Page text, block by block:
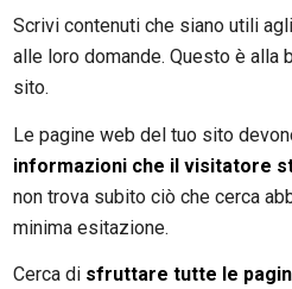
Scrivi contenuti che siano utili
alle loro domande. Questo è alla
sito.
Le pagine web del tuo sito
informazioni che il visitatore
non trova subito ciò che cerca
minima esitazione.
Cerca di sfruttare tutte le